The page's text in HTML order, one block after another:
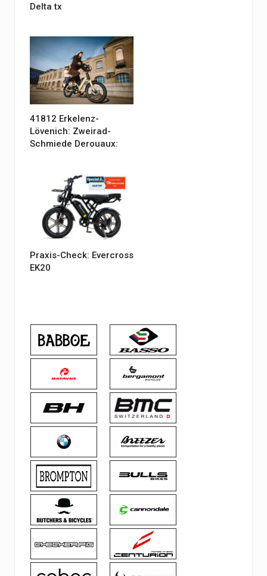
Delta tx
41812 Erkelenz-
Lövenich: Zweirad-
Schmiede Derouaux:
Praxis-Check: Evercross
EK20